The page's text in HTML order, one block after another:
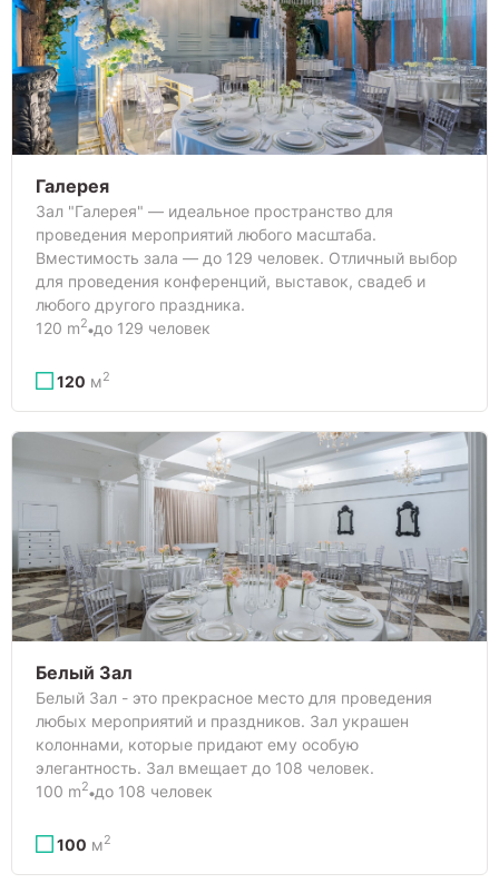
Галерея
Зал "Галерея" — идеальное пространство для
проведения мероприятий любого масштаба.
Вместимость зала — до 129 человек. Отличный выбор
для проведения конференций, выставок, свадеб и
любого другого праздника.
120 m2 до 129 человек
120 м2
Белый Зал
Белый Зал - это прекрасное место для проведения
любых мероприятий и праздников. Зал украшен
колоннами, которые придают ему особую
элегантность. Зал вмещает до 108 человек.
100 m2 до 108 человек
100 м2